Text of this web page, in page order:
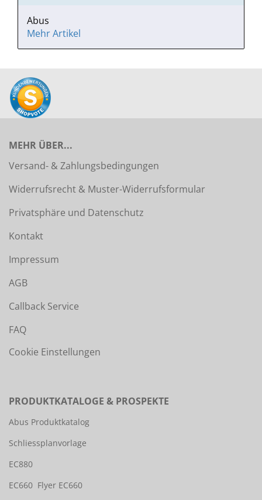
Abus
Mehr Artikel
MEHR ÜBER...
Versand- & Zahlungsbedingungen
Widerrufsrecht & Muster-Widerrufsformular
Privatsphäre und Datenschutz
Kontakt
Impressum
AGB
Callback Service
FAQ
Cookie Einstellungen
PRODUKTKATALOGE & PROSPEKTE
Abus Produktkatalog
Schliessplanvorlage
EC880
EC660 Flyer EC660